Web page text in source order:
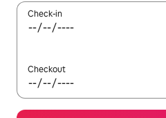
Check-in
Checkout